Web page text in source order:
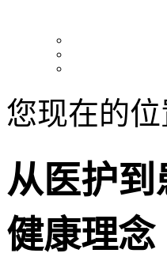
您现在的位
从医护
健康理念